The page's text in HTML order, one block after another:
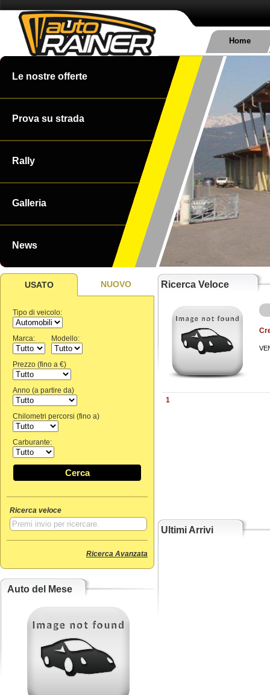
Home
Le nostre offerte
Prova su strada
Rally
Galleria
News
USATO NUOVO
Tipo di veicolo:
Marca: Modello:
Prezzo (fino a €)
Anno (a partire da)
Chilometri percorsi (fino a)
Carburante:
Cerca
Ricerca veloce
Ricerca Avanzata
Auto del Mese
Ricerca Veloce
1
Ultimi Arrivi